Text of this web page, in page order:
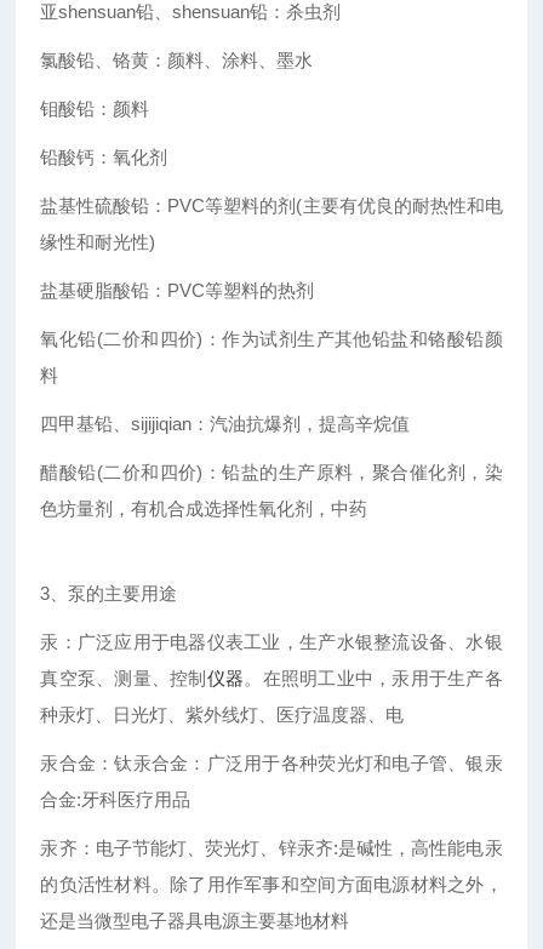
亚shensuan铅、shensuan铅：杀虫剂
氯酸铅、铬黄：颜料、涂料、墨水
钼酸铅：颜料
铅酸钙：氧化剂
盐基性硫酸铅：PVC等塑料的剂(主要有优良的耐热性和电
缘性和耐光性)
盐基硬脂酸铅：PVC等塑料的热剂
氧化铅(二价和四价)：作为试剂生产其他铅盐和铬酸铅颜
料
四甲基铅、sijijiqian：汽油抗爆剂，提高辛烷值
醋酸铅(二价和四价)：铅盐的生产原料，聚合催化剂，染
色坊量剂，有机合成选择性氧化剂，中药
3、泵的主要用途
汞：广泛应用于电器仪表工业，生产水银整流设备、水银
真空泵、测量、控制 仪器。在照明工业中，汞用于生产各
种汞灯、日光灯、紫外线灯、医疗温度器、电
汞合金：钛汞合金：广泛用于各种荧光灯和电子管、银汞
合金:牙科医疗用品
汞齐：电子节能灯、荧光灯、锌汞齐:是碱性，高性能电汞
的负活性材料。除了用作军事和空间方面电源材料之外，
还是当微型电子器具电源主要基地材料